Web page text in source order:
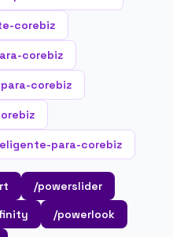
corebiz
corebiz
corebiz
para-corebiz
/powerslider
/powerlook